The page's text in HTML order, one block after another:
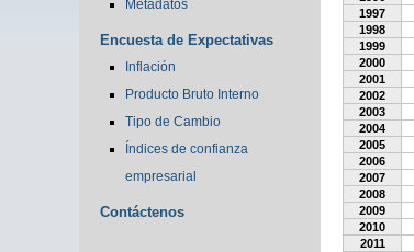
Metadatos
Encuesta de Expectativas
Inflación
Producto Bruto Interno
Tipo de Cambio
Índices de confianza
empresarial
Contáctenos
1997
1998
1999
2000
2001
2002
2003
2004
2005
2006
2007
2008
2009
2010
2011